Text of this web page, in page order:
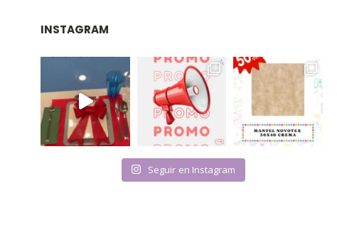
INSTAGRAM
Seguir en Instagram